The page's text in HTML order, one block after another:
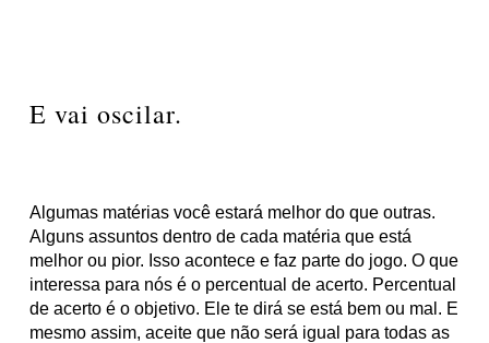
E vai oscilar.
Algumas matérias você estará melhor do que outras.
Alguns assuntos dentro de cada matéria que está
melhor ou pior. Isso acontece e faz parte do jogo. O que
interessa para nós é o percentual de acerto. Percentual
de acerto é o objetivo. Ele te dirá se está bem ou mal. E
mesmo assim, aceite que não será igual para todas as